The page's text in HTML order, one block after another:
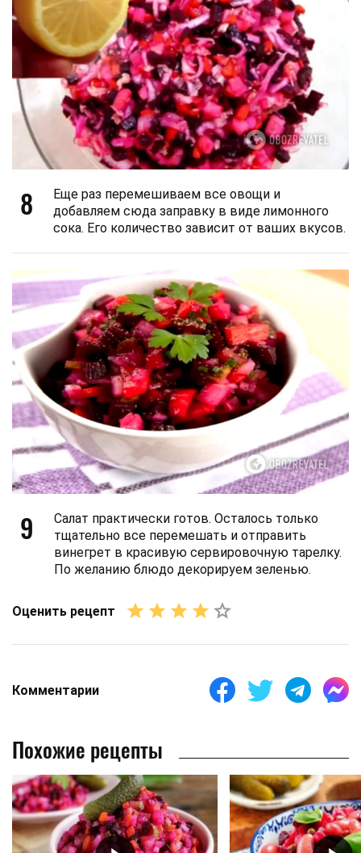
8
Еще раз перемешиваем все овощи и
добавляем сюда заправку в виде лимонного
сока. Его количество зависит от ваших вкусов.
9
Салат практически готов. Осталось только
тщательно все перемешать и отправить
винегрет в красивую сервировочную тарелку.
По желанию блюдо декорируем зеленью.
Оценить рецепт
Комментарии
Похожие рецепты